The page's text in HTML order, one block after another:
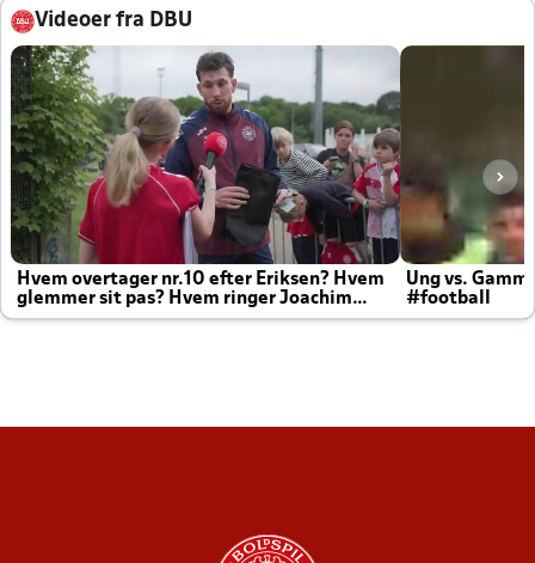
Videoer fra DBU
Hvem overtager nr.10 efter Eriksen? Hvem
glemmer sit pas? Hvem ringer Joachim
altid til efter kampe?
Ung vs.
#football